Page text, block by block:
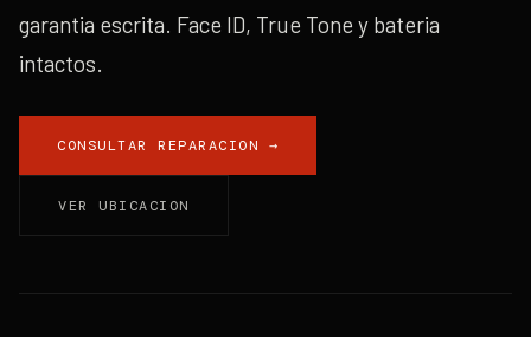
garantia escrita. Face ID, True Tone y bateria
intactos.
CONSULTAR REPARACION →
VER UBICACION